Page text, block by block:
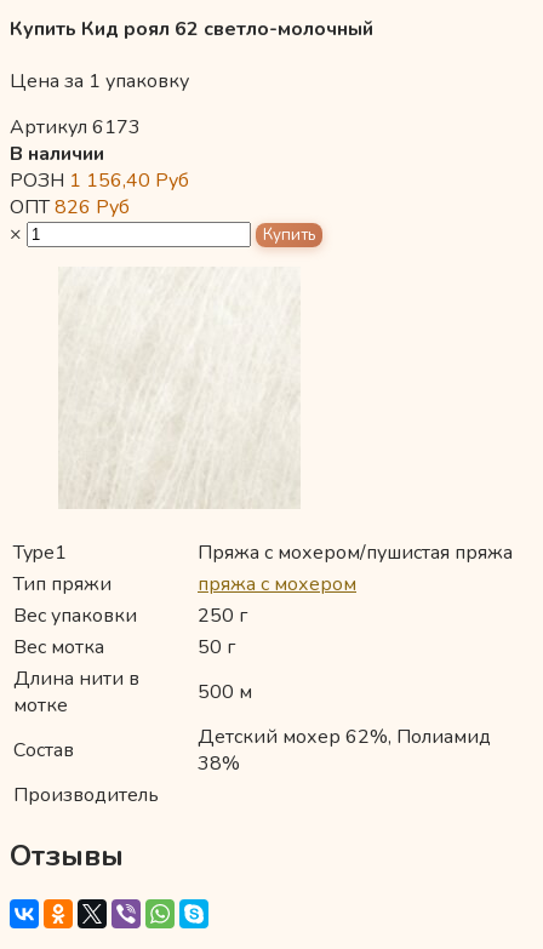
Купить Кид роял 62 светло-молочный
Цена за 1 упаковку
Артикул 6173
В наличии
РОЗН 1 156,40 Руб
ОПТ826 Руб
×
Type1
Пряжа с мохером/пушистая пряжа
Тип пряжи
пряжа с мохером
Вес упаковки
250 г
Вес мотка
50 г
Длина нити в
мотке
500 м
Состав
Детский мохер 62%, Полиамид
38%
Производитель
Отзывы